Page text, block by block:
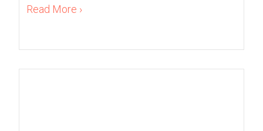
Read More ›